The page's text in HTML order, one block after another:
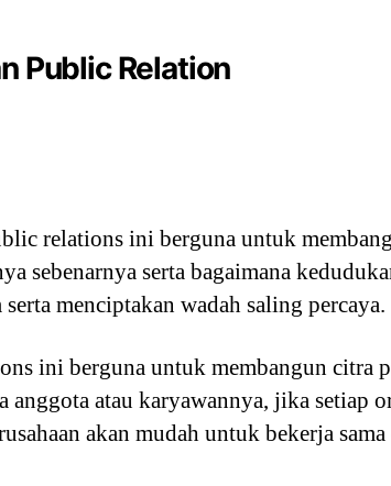
Public Relation
relations ini berguna untuk
sebenarnya serta bagaimana
menciptakan wadah saling percaya.
ini berguna untuk membangun citra
anggota atau karyawannya, jika setiap
akan mudah untuk bekerja